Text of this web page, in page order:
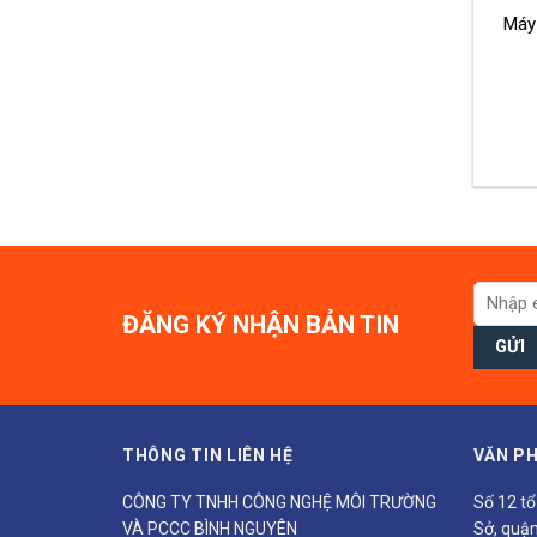
ĐĂNG KÝ NHẬN BẢN TIN
THÔNG TIN LIÊN HỆ
CÔNG TY TNHH CÔNG NGHỆ MÔI TRƯỜNG
VÀ PCCC BÌNH NGUYÊN
VĂN
Số 12
Sở,